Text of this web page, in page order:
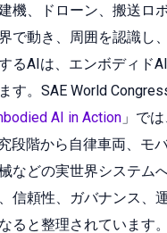
機、ドローン、搬送ロ
で動き、周囲を認識し
るAIは、エンボディド
す。SAE World
AI in Action 」で
段階から自律車両、モ
などの実世界システム
信頼性、ガバナンス、
ると整理されています。